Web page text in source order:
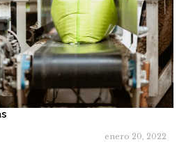
enero 20, 2022